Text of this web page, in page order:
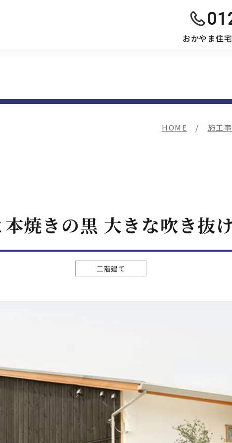
おかやま住
HOME 施工
焼きの黒 大きな吹き抜
二階建て